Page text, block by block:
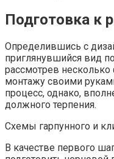
Подготовка к
Определившись с
приглянувшийся вид
рассмотрев
монтажу своими
процесс, однако,
должного терпения.
Схемы гарпунного и
В качестве первого